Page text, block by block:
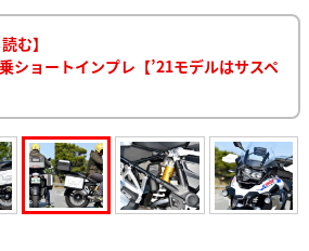
む】
ショートインプレ【’21モデルはサスペ